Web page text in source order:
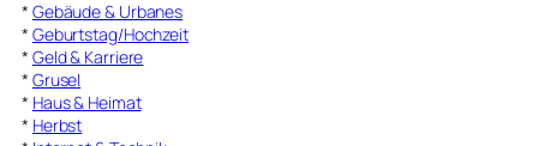
* Gebäude & Urbanes
* Geburtstag/Hochzeit
* Geld & Karriere
* Grusel
* Haus & Heimat
* Herbst